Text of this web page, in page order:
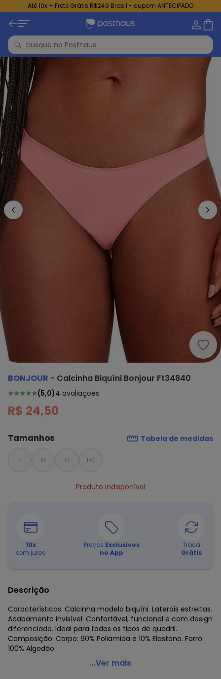
Até 10x + Frete Grátis R$249 Brasil - cupom ANTECIPADO
BONJOUR - Calcinha Biquíni Bonjour Ft34840
(5,0)4 avaliações
R$ 24,50
Tamanhos Tabela de medidas
P M G EG
Produto indisponível
10x
sem juros
Preços Exclusivos
no App
Troca
Grátis
Descrição
Características: Calcinha modelo biquíni. Laterais estreitas.
Acabamento invisível. Confortável, funcional e com design
diferenciado. Ideal para todos os tipos de quadril.
Composição: Corpo: 90% Poliamida e 10% Elastano. Forro:
100% Algodão.
Bonjour - Calcinha Biquíni Bonjour Ft34840
...Ver mais